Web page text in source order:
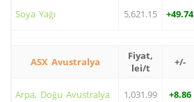
Soya Yağı 5,621.15 +49.74
ASX Avustralya
Fiyat,
lei/t
+/-
Arpa, Doğu Avustralya 1,031.99 +8.86